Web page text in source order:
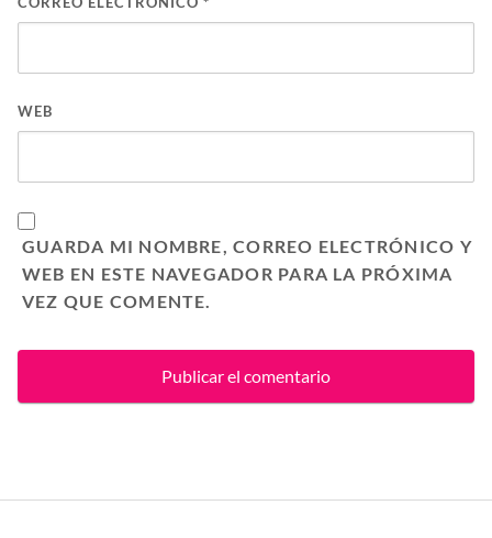
WEB
GUARDA MI NOMBRE, CORREO ELECTRÓNICO Y
WEB EN ESTE NAVEGADOR PARA LA PRÓXIMA
VEZ QUE COMENTE.